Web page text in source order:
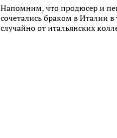
Напомним, что продюсер и
сочетались браком в Италии
случайно от итальянских